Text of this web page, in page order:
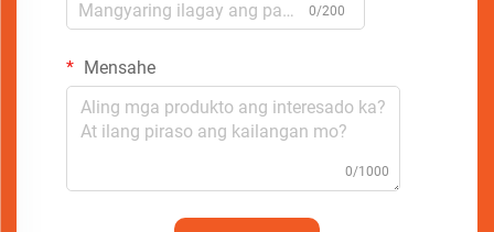
0/200
Mensahe
0/1000